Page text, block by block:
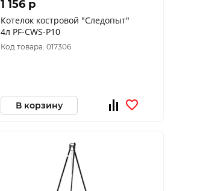
1 156 p
Котелок костровой "Следопыт"
4л PF-CWS-P10
Код товара: 017306
В корзину